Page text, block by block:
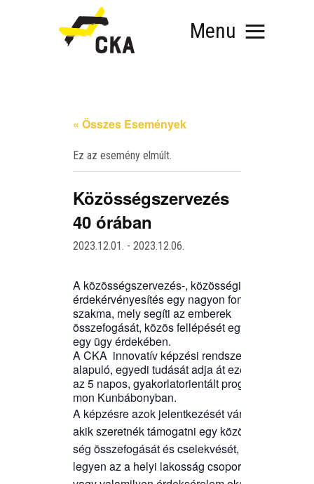
Menu
RÓLUNK
MIT SZERVEZÜNK?
KÉPEZD MAGAD!
TUDÁSTÁR
HÍREINK
« Összes Események
Ez az esemény elmúlt.
Közösségszervezés
40 órában
2023.12.01. - 2023.12.06.
A közösségszervezés‑, közös­sé­gi
érdek­ér­vé­nye­sí­tés egy nagyon fon­tos
szak­ma, mely segí­ti az embe­rek
össze­fo­gá­sát, közös fel­lé­pé­sét egy-
egy ügy érdekében.
ACKA inno­va­tív kép­zé­si rend­sze­rén
ala­pu­ló, egye­di tudá­sát adja át ezen
az 5 napos, gya­kor­lat­ori­en­tált prog­ra­
mon Kunbábonyban.
A kép­zés­re azok jelent­ke­zé­sét vár­juk,
akik sze­ret­nék támo­gat­ni egy közös­
ség össze­fo­gá­sát és cse­lek­vé­sét,
legyen az a helyi lakos­ság cso­port­ja,